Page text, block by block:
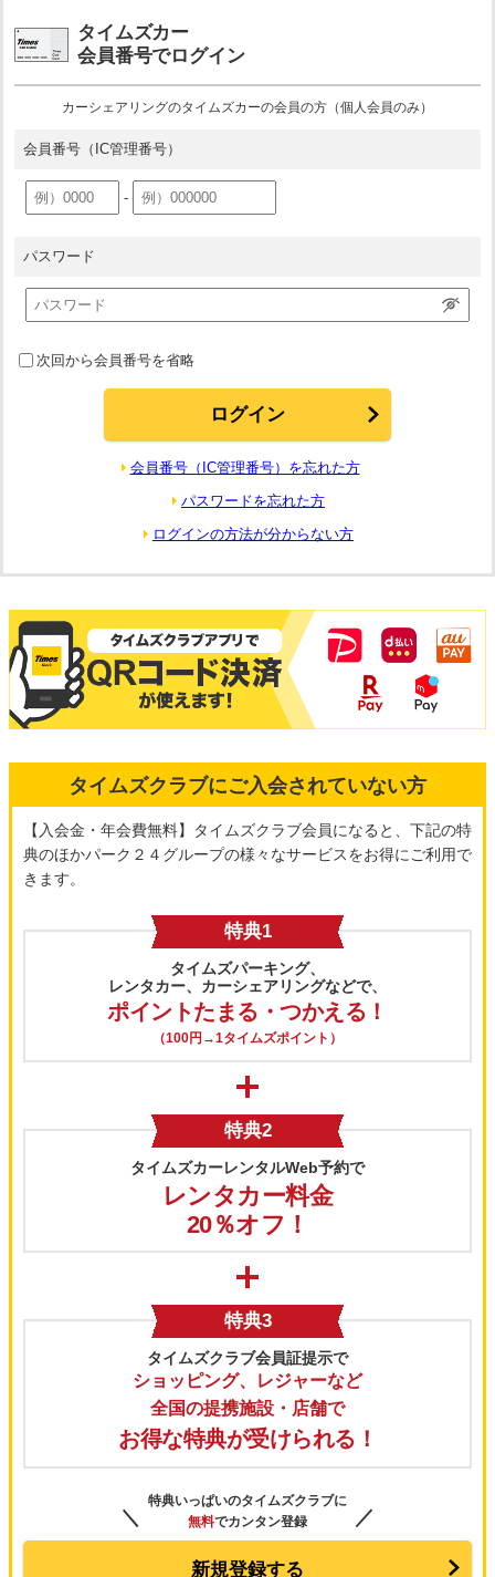
タイムズカー
会員番号でログイン
カーシェアリングのタイムズカーの会員の方（個人会員のみ）
会員番号 （IC管理番号）
-
パスワード
次回から会員番号を省略
会員番号（IC管理番号）を忘れた方
パスワードを忘れた方
ログインの方法が分からない方
タイムズクラブにご入会されていない方
【入会金・年会費無料】タイムズクラブ会員になると、下記の特
典のほかパーク２４グループの様々なサービスをお得にご利用で
きます。
特典1
タイムズパーキング、
レンタカー、カーシェアリングなどで、
ポイントたまる・つかえる！
（100円→1タイムズポイント）
特典2
タイムズカーレンタルWeb予約で
レンタカー料金
20％オフ！
特典3
タイムズクラブ会員証提示で
ショッピング、レジャーなど
全国の提携施設・店舗で
お得な特典が受けられる！
＼
特典いっぱいのタイムズクラブに
無料でカンタン登録 ／
新規登録する